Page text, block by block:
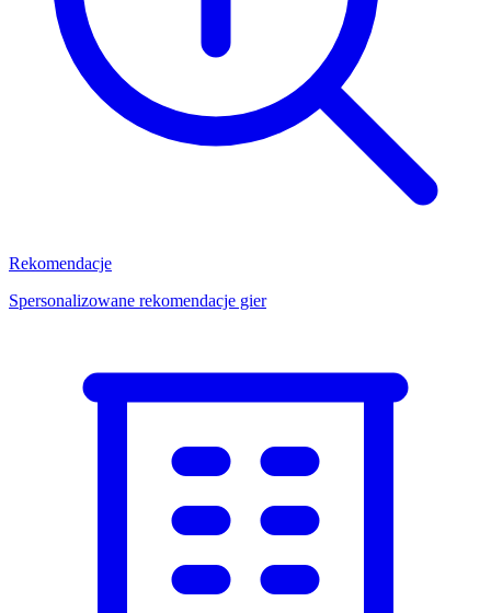
Rekomendacje
Spersonalizowane rekomendacje gier